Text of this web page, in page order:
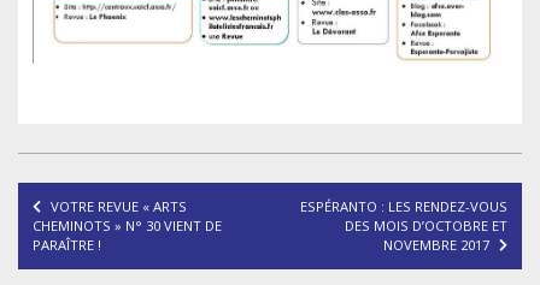
Navigation
de
l’article
VOTRE REVUE « ARTS
CHEMINOTS » N° 30 VIENT DE
PARAÎTRE !
ESPÉRANTO : LES RENDEZ-VOUS
DES MOIS D’OCTOBRE ET
NOVEMBRE 2017